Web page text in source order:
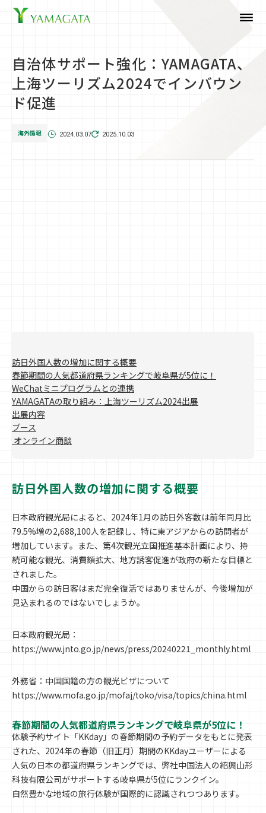
dehaze
自治体サポート強化：YAMAGATA、
上海ツーリズム2024でインバウン
ド促進
海外情報 2024.03.07 2025.10.03
訪日外国人数の増加に関する概要
春節期間の人気都道府県ランキングで岐阜県が5位に！
WeChatミニプログラムとの連携
YAMAGATAの取り組み：上海ツーリズム2024出展
出展内容
ブース
オンライン商談
訪日外国人数の増加に関する概要
日本政府観光局によると、2024年1月の訪日外客数は前年同月比
79.5%増の2,688,100人を記録し、特に東アジアからの訪問者が
増加しています。また、第4次観光立国推進基本計画により、持
続可能な観光、消費額拡大、地方誘客促進が政府の新たな目標と
されました。
中国からの訪日客はまだ完全復活ではありませんが、今後増加が
見込まれるのではないでしょうか。
日本政府観光局：
https://www.jnto.go.jp/news/press/20240221_monthly.html
外務省：中国国籍の方の観光ビザについて
https://www.mofa.go.jp/mofaj/toko/visa/topics/china.html
春節期間の人気都道府県ランキングで岐阜県が5位に！
体験予約サイト「KKday」の春節期間の予約データをもとに発表
された、2024年の春節（旧正月）期間のKKdayユーザーによる
人気の日本の都道府県ランキングでは、弊社中国法人の紹興山形
科技有限公司がサポートする岐阜県が5位にランクイン。
自然豊かな地域の旅行体験が国際的に認識されつつあります。